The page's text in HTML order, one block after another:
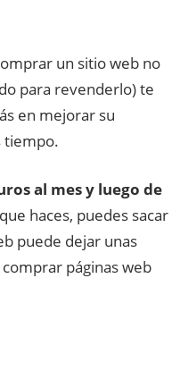
un sitio web no
para revenderlo) te
en mejorar su
tiempo.
al mes y luego de
haces, puedes sacar
puede dejar unas
páginas web